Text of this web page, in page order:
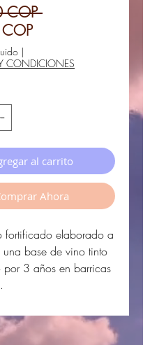
COP Precio
Precio
oferta
|
CONDICIONES
al carrito
Ahora
fortificado elaborado a
una base de vino tinto
3 años en barricas